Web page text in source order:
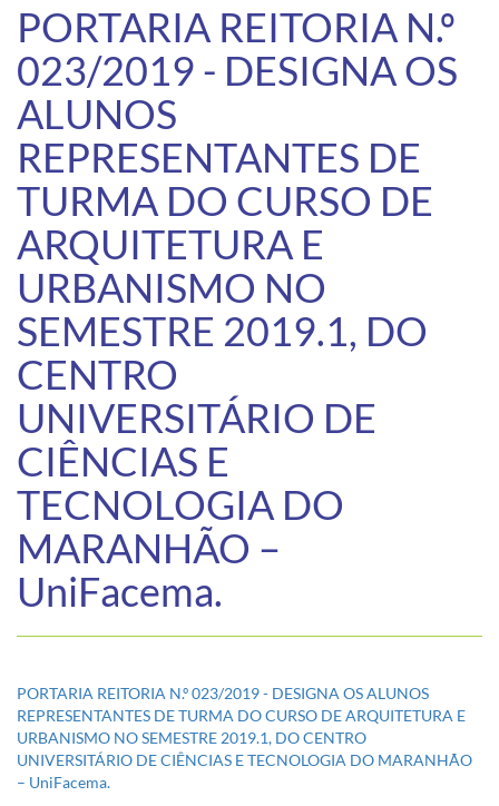
PORTARIA REITORIA N.º
023/2019 - DESIGNA OS
ALUNOS
REPRESENTANTES DE
TURMA DO CURSO DE
ARQUITETURA E
URBANISMO NO
SEMESTRE 2019.1, DO
CENTRO
UNIVERSITÁRIO DE
CIÊNCIAS E
TECNOLOGIA DO
MARANHÃO –
UniFacema.
PORTARIA REITORIA N.º 023/2019 - DESIGNA OS ALUNOS
REPRESENTANTES DE TURMA DO CURSO DE ARQUITETURA E
URBANISMO NO SEMESTRE 2019.1, DO CENTRO
UNIVERSITÁRIO DE CIÊNCIAS E TECNOLOGIA DO MARANHÃO
– UniFacema.